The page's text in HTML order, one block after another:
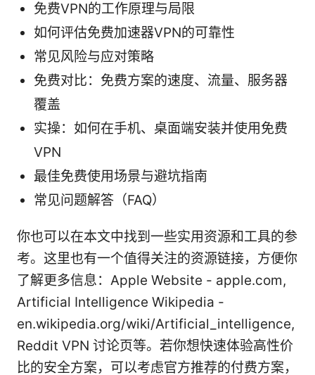
免费VPN的工作原理与局限
如何评估免费加速器VPN的可靠性
常见风险与应对策略
免费对比：免费方案的速度、流量、服务器
覆盖
实操：如何在手机、桌面端安装并使用免费
VPN
最佳免费使用场景与避坑指南
常见问题解答（FAQ）
你也可以在本文中找到一些实用资源和工具的参
考。这里也有一个值得关注的资源链接，方便你
了解更多信息：Apple Website - apple.com,
Artificial Intelligence Wikipedia -
en.wikipedia.org/wiki/Artificial_intelligence,
Reddit VPN 讨论页等。若你想快速体验高性价
比的安全方案，可以考虑官方推荐的付费方案，